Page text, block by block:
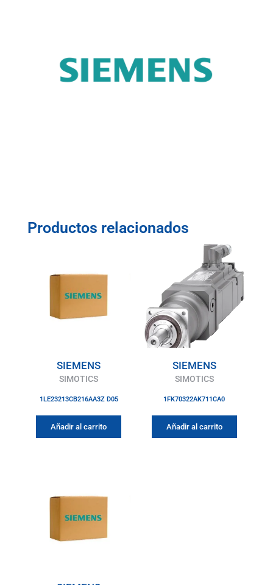
Productos relacionados
SIEMENS
SIMOTICS
1LE23213CB216AA3Z D05
Añadir al carrito
SIEMENS
SIMOTICS
1FK70322AK711CA0
Añadir al carrito